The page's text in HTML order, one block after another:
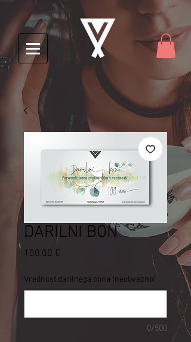
DARILNI BON
100,00 €
Vrednost darilnega bona (neobvezno)
0/500